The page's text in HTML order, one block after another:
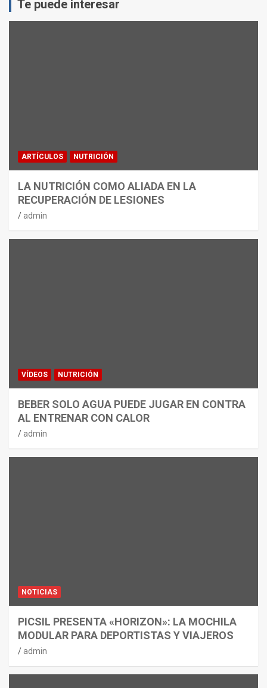
Te puede interesar
ARTÍCULOS NUTRICIÓN
LA NUTRICIÓN COMO ALIADA EN LA
RECUPERACIÓN DE LESIONES
admin
VÍDEOS NUTRICIÓN
BEBER SOLO AGUA PUEDE JUGAR EN CONTRA
AL ENTRENAR CON CALOR
admin
NOTICIAS
PICSIL PRESENTA «HORIZON»: LA MOCHILA
MODULAR PARA DEPORTISTAS Y VIAJEROS
admin